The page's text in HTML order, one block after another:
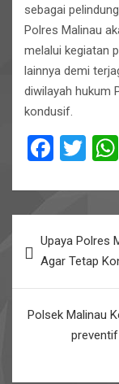
sebagai
Polres Malinau
melalui kegiatan
lainnya demi
diwilayah hukum
kondusif.
F
ce
o
k
T
tt
navigation
Upaya Polres
Agar Tetap
Polsek Malinau